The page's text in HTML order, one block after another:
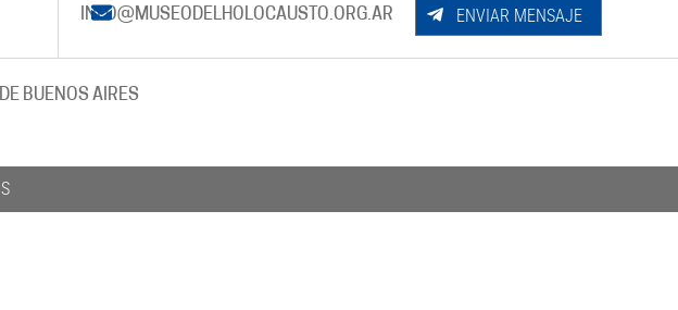
INFO@MUSEODELHOLOCAUSTO.ORG.AR ENVIAR MENSAJE
BUENOS AIRES